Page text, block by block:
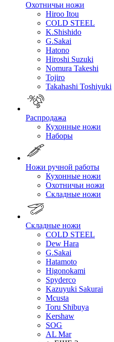
Охотничьи ножи
Hiroo Itou
COLD STEEL
K.Shishido
G.Sakai
Hatono
Hiroshi Suzuki
Nomura Takeshi
Tojiro
Takahashi Toshiyuki
Распродажа
Кухонные ножи
Наборы
Ножи ручной работы
Кухонные ножи
Охотничьи ножи
Складные ножи
Складные ножи
COLD STEEL
Dew Hara
G.Sakai
Hatamoto
Higonokami
Spyderco
Kazuyuki Sakurai
Mcusta
Toru Shibuya
Kershaw
SOG
AL Mar